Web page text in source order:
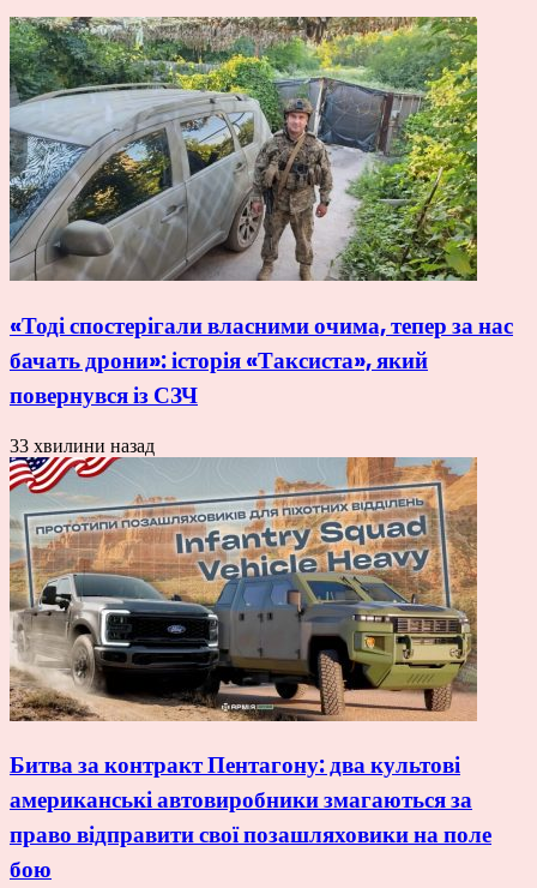
«Тоді спостерігали власними очима, тепер за нас
бачать дрони»: історія «Таксиста», який
повернувся із СЗЧ
33 хвилини назад
Битва за контракт Пентагону: два культові
американські автовиробники змагаються за
право відправити свої позашляховики на поле
бою